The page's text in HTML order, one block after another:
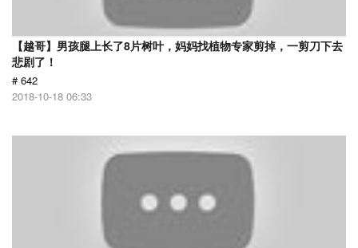
【越哥】男孩腿上长了8片树叶，妈妈找植物专家剪掉，一剪刀下去
悲剧了！
# 642
2018-10-18 06:33